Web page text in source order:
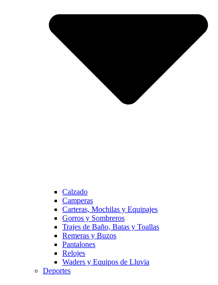
Calzado
Camperas
Carteras, Mochilas y Equipajes
Gorros y Sombreros
Trajes de Baño, Batas y Toallas
Remeras y Buzos
Pantalones
Relojes
Waders y Equipos de Lluvia
Deportes